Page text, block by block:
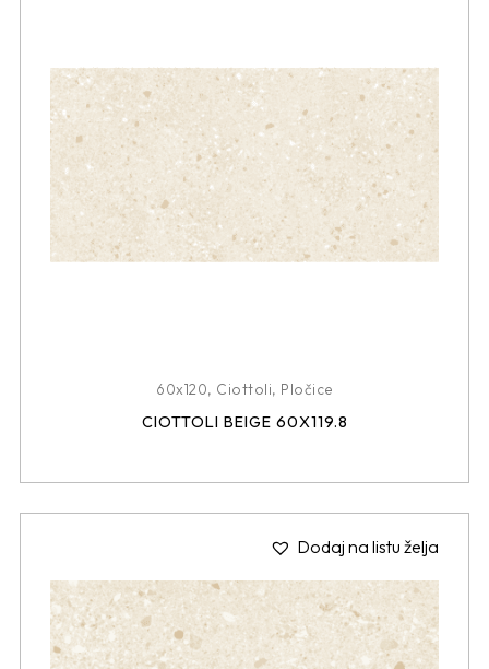
60x120, Ciottoli, Pločice
CIOTTOLI BEIGE 60X119.8
Dodaj na listu želja